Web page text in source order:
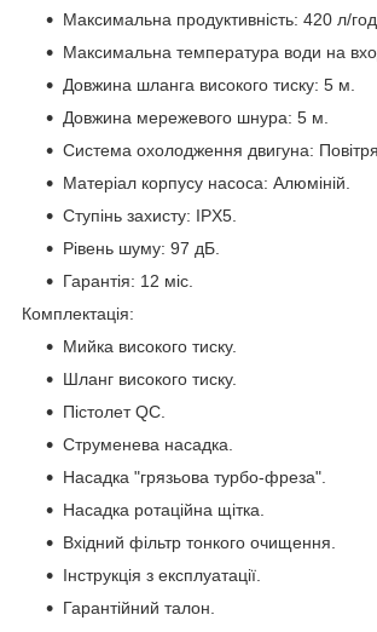
Максимальна продуктивність: 420 л/год.
Максимальна температура води на
Довжина шланга високого тиску: 5 м.
Довжина мережевого шнура: 5 м.
Система охолодження двигуна:
Матеріал корпусу насоса: Алюміній.
Ступінь захисту: IPX5.
Рівень шуму: 97 дБ.
Гарантія: 12 міс.
Комплектація:
Мийка високого тиску.
Шланг високого тиску.
Пістолет QC.
Струменева насадка.
Насадка "грязьова турбо-фреза".
Насадка ротаційна щітка.
Вхідний фільтр тонкого очищення.
Інструкція з експлуатації.
Гарантійний талон.